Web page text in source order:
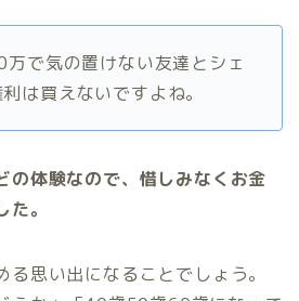
で気の置けない友達とシェ
は買えないですよね。
の体験なので、惜しみなくお金
。
思い出になることでしょう。